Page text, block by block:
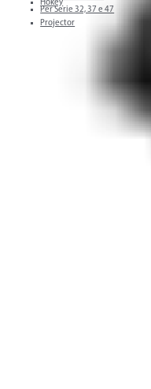
Per Serie 32, 37 e 47
Projector
Hokey